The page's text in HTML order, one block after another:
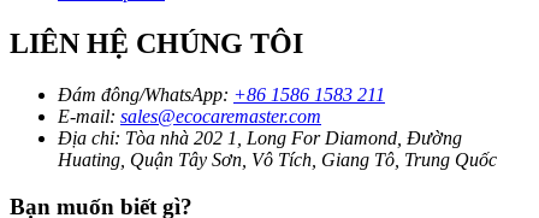
LIÊN HỆ CHÚNG TÔI
Đám đông/WhatsApp: +86 1586 1583 211
E-mail: sales@ecocaremaster.com
Địa chỉ: Tòa nhà 202 1, Long For Diamond, Đường
Huating, Quận Tây Sơn, Vô Tích, Giang Tô, Trung Quốc
Bạn muốn biết gì?